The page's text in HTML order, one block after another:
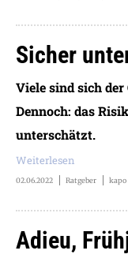
Sicher
Viele sind sich
Dennoch: das
unterschätzt.
Weiterlesen
02.06.2022 Ratgeber kapo
Adieu,